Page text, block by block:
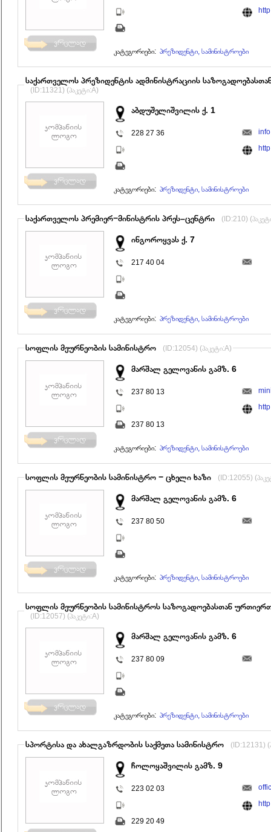
კატეგორიები: პრეზიდენტი, სამინისტროები
საქართველოს პრეზიდენტის ადმინისტრაციის
(ID:11321) (პაკეტი:A)
აბდუშელიშვილის ქ. 1
228 27 36
კატეგორიები: პრეზიდენტი, სამინისტროები
საქართველოს პრემიერ−მინისტრის პრეს–ცენტრი (ID:210)
ინგოროყვას ქ. 7
217 40 04
კატეგორიები: პრეზიდენტი, სამინისტროები
სოფლის მეურნეობის სამინისტრო (ID:12054) (პაკეტი:A)
მარშალ გელოვანის გამზ. 6
237 80 13
237 80 13
კატეგორიები: პრეზიდენტი, სამინისტროები
სოფლის მეურნეობის სამინისტრო − ცხელი ხაზი (ID:12055)
მარშალ გელოვანის გამზ. 6
237 80 50
კატეგორიები: პრეზიდენტი, სამინისტროები
სოფლის მეურნეობის სამინისტროს საზოგადოებასთან
(ID:12057) (პაკეტი:A)
მარშალ გელოვანის გამზ. 6
237 80 09
კატეგორიები: პრეზიდენტი, სამინისტროები
სპორტისა და ახალგაზრდობის საქმეთა სამინისტრო (ID:12131)
ჩოლოყაშვილის გამზ. 9
223 02 03
229 20 49